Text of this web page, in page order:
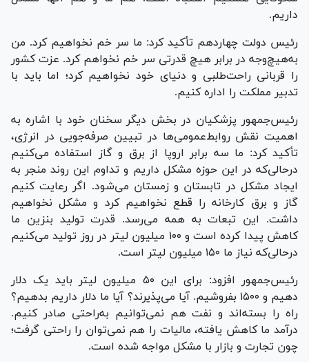
داریم.
رئیس دولت چهاردهم تأکید کرد: ما سر خم نخواهیم کرد. من
به‌هیچ‌وجه در برابر هیچ قدرتی سر خم نخواهم کرد. عزت کشور
را قربانی راحت‌طلبی و دنیای خود نخواهیم کرد؛ اما باید با
تدبیر مملکت را اداره کنیم.
رئیس‌جمهور پزشکیان در بخش دیگر سخنان خود با اشاره به
اهمیت نقش روابط‌عمومی‌ها در تبیین صرفه‌جویی در انرژی،
تأکید کرد: ما سه برابر اروپا از برق و گاز استفاده می‌کنیم
درحالی‌که در این حوزه مشکل داریم و تداوم این روند منجر به
ایجاد مشکل در تابستان و زمستان می‌شود. اگر رعایت کنیم
گاز و برق کارخانه را قطع نخواهیم کرد و مشکل نخواهیم
داشت. این تبعات به همه می‌رسد. قدرت تولید بنزین ما
کاهش پیدا کرده است و ۱۰۰ میلیون لیتر در روز تولید می‌کنیم
درحالی‌که نیاز ما ۱۵۰ میلیون لیتر است.
رئیس‌جمهور افزود: برای این ۵۰ میلیون لیتر باید یک دلار
دهیم و ۱۵۰۰ بفروشیم. آیا می‌پذیرند؟ آیا ما دلار داریم بدهیم؟
راه را بسته‌اند و نفت هم نمی‌توانیم به‌راحتی صادر کنیم.
درآمد ما کاهش یافته، مالیات را هم نمی‌توان را راحتی گرفت؛
چون تجارت و بازار با مشکل مواجه شده است.